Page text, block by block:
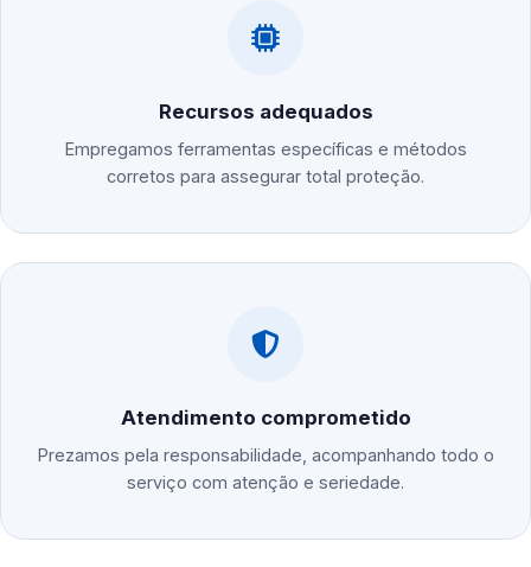
Recursos adequados
Empregamos ferramentas específicas e métodos
corretos para assegurar total proteção.
Atendimento comprometido
Prezamos pela responsabilidade, acompanhando todo o
serviço com atenção e seriedade.